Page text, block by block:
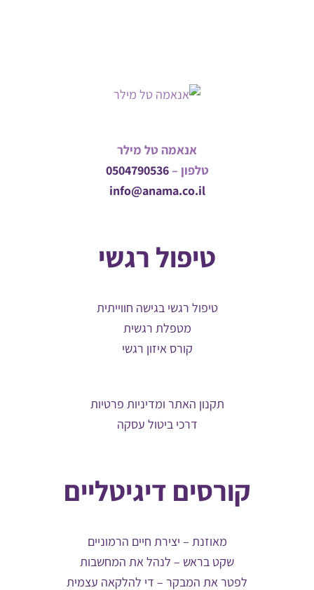
אנאמה טל מילר
טלפון –0504790536
info@anama.co.il
טיפול רגשי
טיפול רגשי בגישה חווייתית
מטפלת רגשית
קורס איזון רגשי
תקנון האתר ומדיניות פרטיות
דרכי ביטול עסקה
קורסים דיגיטליים
מאוזנת – יצירת חיים הרמוניים
שקט בראש – לנהל את המחשבות
לפטר את המבקר – די להלקאה עצמית